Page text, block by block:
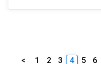
< 1 2 3 4 5 6